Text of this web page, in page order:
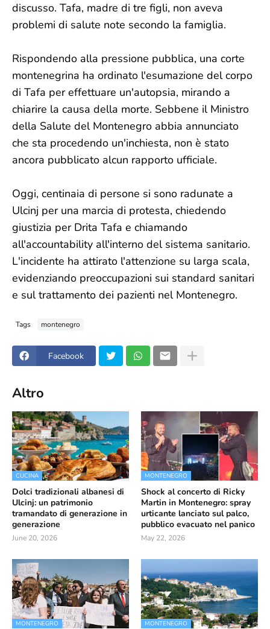
discusso. Tafa, madre di tre figli, non aveva
problemi di salute note secondo la famiglia.
Rispondendo alla pressione pubblica, una corte
montenegrina ha ordinato l'esumazione del corpo
di Tafa per effettuare un'autopsia, mirando a
chiarire la causa della morte. Sebbene il Ministro
della Salute del Montenegro abbia annunciato
che sta procedendo un'inchiesta, non è stato
ancora pubblicato alcun rapporto ufficiale.
Oggi, centinaia di persone si sono radunate a
Ulcinj per una marcia di protesta, chiedendo
giustizia per Drita Tafa e chiamando
all'accountability all'interno del sistema sanitario.
L'incidente ha attirato l'attenzione su larga scala,
evidenziando preoccupazioni sui standard sanitari
e sul trattamento dei pazienti nel Montenegro.
Tags montenegro
Facebook
Altro
CUCINA
Dolci tradizionali albanesi di
Ulcinj: un patrimonio
tramandato di generazione in
generazione
June 20, 2026
MONTENEGRO
Shock al concerto di Ricky
Martin in Montenegro: spray
urticante lanciato sul palco,
pubblico evacuato nel panico
May 22, 2026
MONTENEGRO MONTENEGRO